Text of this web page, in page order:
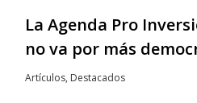
La Agenda Pro
no va por más
Artículos, Destacados